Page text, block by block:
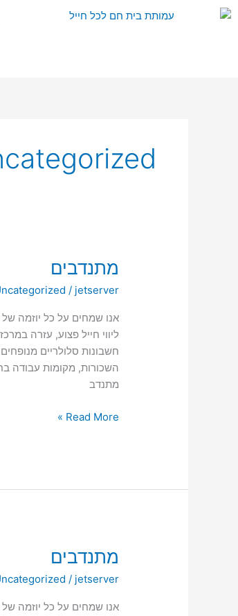
דילוג
מתנדבים
/ jetserver
אנו שמחים על כל יוזמה של
ליווי חייל פצוע, עזרה
חשבונות סלולריים
השכורות, מקומות עבודה
מתנדב
מתנדבים
Read More »
מתנדבים
/ jetserver
אנו שמחים על כל יוזמה של
מתנדבים